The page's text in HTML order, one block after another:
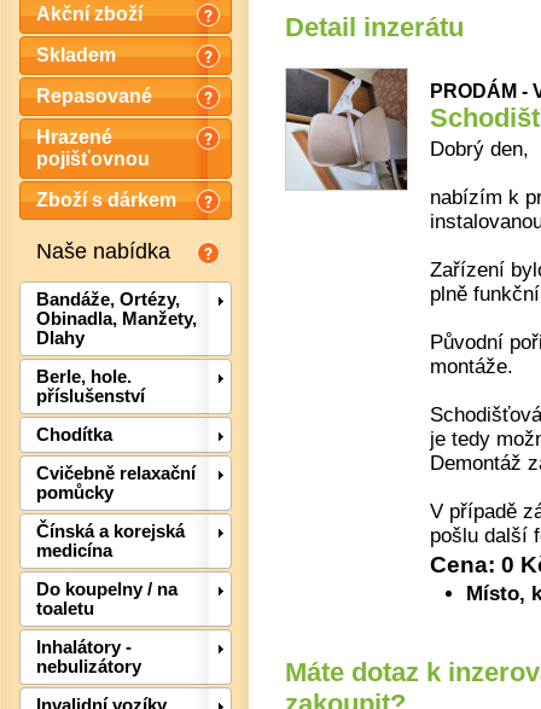
Akční zboží
Skladem
Repasované
Hrazené
pojišťovnou
Zboží s dárkem
Naše nabídka
Bandáže, Ortézy,
Obinadla, Manžety,
Dlahy
Berle, hole.
příslušenství
Chodítka
Cvičebně relaxační
pomůcky
Čínská a korejská
medicína
Do koupelny / na
toaletu
Inhalátory -
nebulizátory
Detail inzerátu
PRODÁM -
Dobrý den,
nabízím k
Zařízení
plně
Původní
montáže.
je tedy
Demontáž
V případě
pošlu další
Cena: 0
Místo,
Máte dotaz k